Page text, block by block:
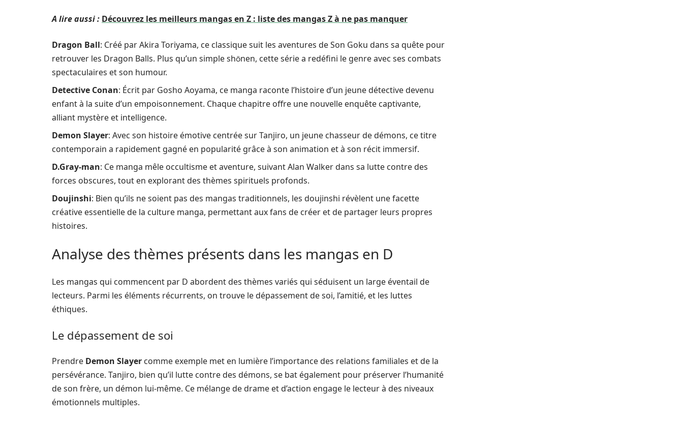
A lire aussi : Découvrez les meilleurs mangas en Z : liste des mangas Z à ne pas manquer
Dragon Ball: Créé par Akira Toriyama, ce classique suit les aventures de Son Goku dans sa quête pour
retrouver les Dragon Balls. Plus qu’un simple shōnen, cette série a redéfini le genre avec ses combats
spectaculaires et son humour.
Detective Conan: Écrit par Gosho Aoyama, ce manga raconte l’histoire d’un jeune détective devenu
enfant à la suite d’un empoisonnement. Chaque chapitre offre une nouvelle enquête captivante,
alliant mystère et intelligence.
Demon Slayer: Avec son histoire émotive centrée sur Tanjiro, un jeune chasseur de démons, ce titre
contemporain a rapidement gagné en popularité grâce à son animation et à son récit immersif.
D.Gray-man: Ce manga mêle occultisme et aventure, suivant Alan Walker dans sa lutte contre des
forces obscures, tout en explorant des thèmes spirituels profonds.
Doujinshi: Bien qu’ils ne soient pas des mangas traditionnels, les doujinshi révèlent une facette
créative essentielle de la culture manga, permettant aux fans de créer et de partager leurs propres
histoires.
Analyse des thèmes présents dans les mangas en D
Les mangas qui commencent par D abordent des thèmes variés qui séduisent un large éventail de
lecteurs. Parmi les éléments récurrents, on trouve le dépassement de soi, l’amitié, et les luttes
éthiques.
Le dépassement de soi
Prendre Demon Slayer comme exemple met en lumière l’importance des relations familiales et de la
persévérance. Tanjiro, bien qu’il lutte contre des démons, se bat également pour préserver l’humanité
de son frère, un démon lui-même. Ce mélange de drame et d’action engage le lecteur à des niveaux
émotionnels multiples.